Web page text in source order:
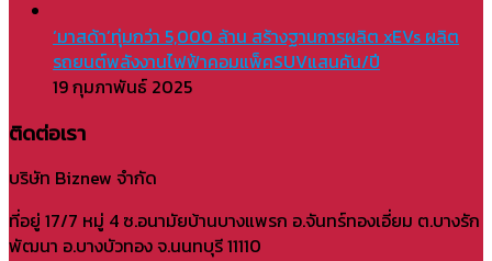
‘มาสด้า’ทุ่มกว่า 5,000 ล้าน สร้างฐานการผลิต xEVs ผลิต
รถยนต์พลังงานไฟฟ้าคอมแพ็คSUVแสนคัน/ปี
19 กุมภาพันธ์ 2025
ติดต่อเรา
บริษัท Biznew จำกัด
ที่อยู่ 17/7 หมู่ 4 ซ.อนามัยบ้านบางแพรก อ.จันทร์ทองเอี่ยม ต.บางรัก
พัฒนา อ.บางบัวทอง จ.นนทบุรี 11110